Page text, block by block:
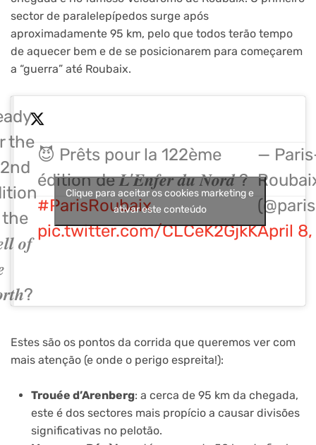
sector de paralelepípedos surge após
aproximadamente 95 km, pelo que todos terão tempo
de aquecer bem e de se posicionarem para começarem
a “guerra” até Roubaix.
the
𝒐𝒇
😈 Prêts pour la 122ème
édition de 𝑳’𝑬𝒏𝒇𝒆𝒓 𝒅𝒖 𝑵𝒐𝒓𝒅 ?
#ParisRoubaix
pic.twitter.com/CLCeK2GjkK
—
April
Clique para aceitar os cookies marketing e
ativar este conteúdo
Estes são os pontos da corrida que queremos ver com
mais atenção (e onde o perigo espreita!):
Trouée d’Arenberg: a cerca de 95 km da chegada,
este é dos sectores mais propício a causar divisões
significativas no pelotão.